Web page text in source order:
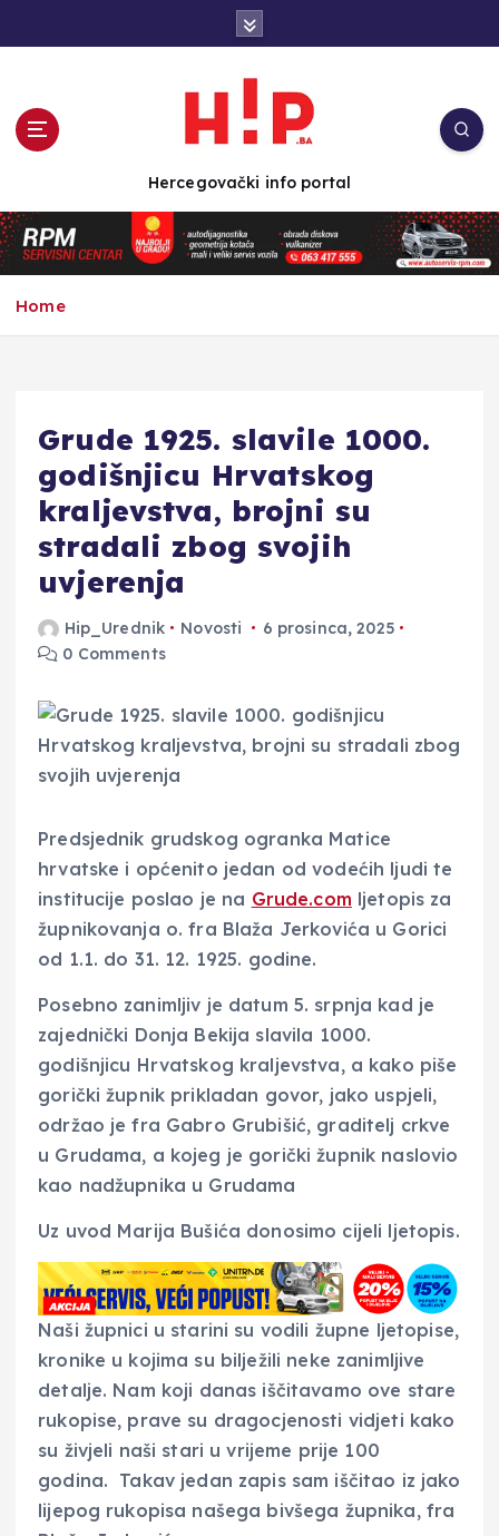
n
t
e
Hercegovački info portal
Home
Grude 1925. slavile 1000.
godišnjicu Hrvatskog
kraljevstva, brojni su
stradali zbog svojih
uvjerenja
Hip_Urednik Novosti
6 prosinca, 2025
0 Comments
Predsjednik grudskog ogranka Matice
hrvatske i općenito jedan od vodećih ljudi te
institucije poslao je na Grude.com ljetopis za
župnikovanja o. fra Blaža Jerkovića u Gorici
od 1.1. do 31. 12. 1925. godine.
Posebno zanimljiv je datum 5. srpnja kad je
zajednički Donja Bekija slavila 1000.
godišnjicu Hrvatskog kraljevstva, a kako piše
gorički župnik prikladan govor, jako uspjeli,
održao je fra Gabro Grubišić, graditelj crkve
u Grudama, a kojeg je gorički župnik naslovio
kao nadžupnika u Grudama
Uz uvod Marija Bušića donosimo cijeli ljetopis.
Naši župnici u starini su vodili župne ljetopise,
kronike u kojima su bilježili neke zanimljive
detalje. Nam koji danas iščitavamo ove stare
rukopise, prave su dragocjenosti vidjeti kako
su živjeli naši stari u vrijeme prije 100
godina. Takav jedan zapis sam iščitao iz jako
lijepog rukopisa našega bivšega župnika, fra